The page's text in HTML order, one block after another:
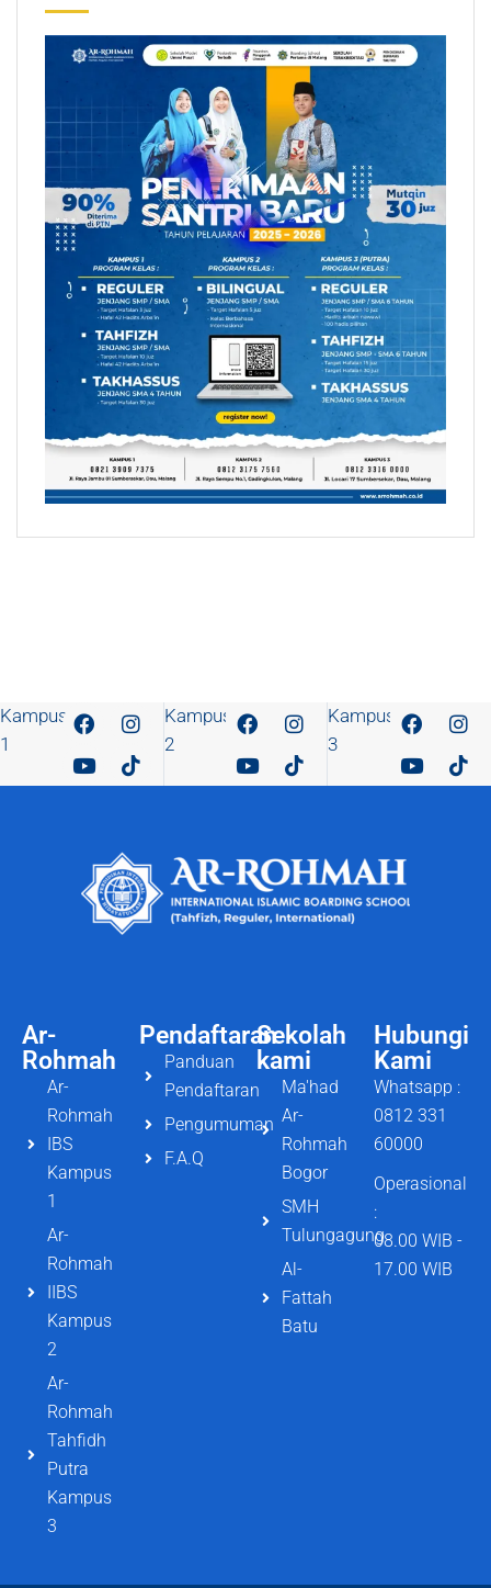
Kampus
1
Kampus
2
Kampus
3
Ar-
Rohmah
Ar-
Rohmah
IBS
Kampus
1
Ar-
Rohmah
IIBS
Kampus
2
Ar-
Rohmah
Tahfidh
Putra
Kampus
3
Pendaftaran
Panduan
Pendaftaran
Pengumuman
F.A.Q
Hubungi
Kami
Whatsapp :
0812 331
60000
Operasional
:
08.00 WIB -
17.00 WIB
Sekolah
kami
Ma'had
Ar-
Rohmah
Bogor
SMH
Tulungagung
Al-
Fattah
Batu